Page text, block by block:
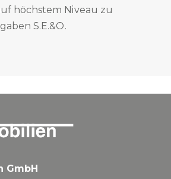
höchstem Niveau zu
S.E.&O.
GmbH